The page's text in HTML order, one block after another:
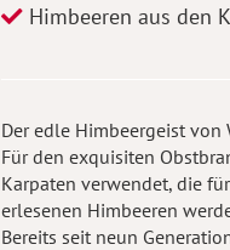
Himbeeren aus den
Der edle Himbeergeist
Für den exquisiten
Karpaten verwendet, die
erlesenen Himbeeren
Bereits seit neun